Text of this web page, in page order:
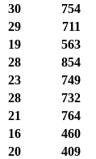
30 754
29 711
19 563
28 854
23 749
28 732
21 764
16 460
20 409